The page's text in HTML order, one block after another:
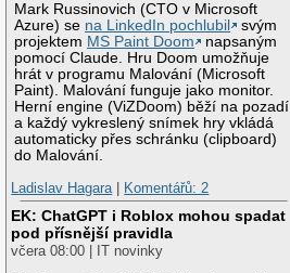
Mark Russinovich (CTO v Microsoft
Azure) se na LinkedIn pochlubil
svým
projektem MS Paint Doom
napsaným
pomocí Claude. Hru Doom umožňuje
hrát v programu Malování (Microsoft
Paint). Malování funguje jako monitor.
Herní engine (ViZDoom) běží na pozadí
a každý vykreslený snímek hry vkládá
automaticky přes schránku (clipboard)
do Malování.
Ladislav Hagara
Komentářů: 2
EK: ChatGPT i Roblox mohou spadat
pod přísnější pravidla
včera 08:00 | IT novinky